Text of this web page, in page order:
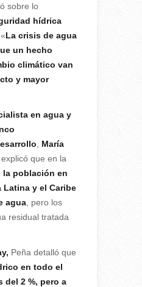
sobre lo
hídrica
La crisis de agua
un hecho
climático van
y mayor
en agua y
María
que en la
la población en
Latina y el Caribe
agua, pero los
residual tratada
Peña detalló que
en todo el
del 2 %, pero a